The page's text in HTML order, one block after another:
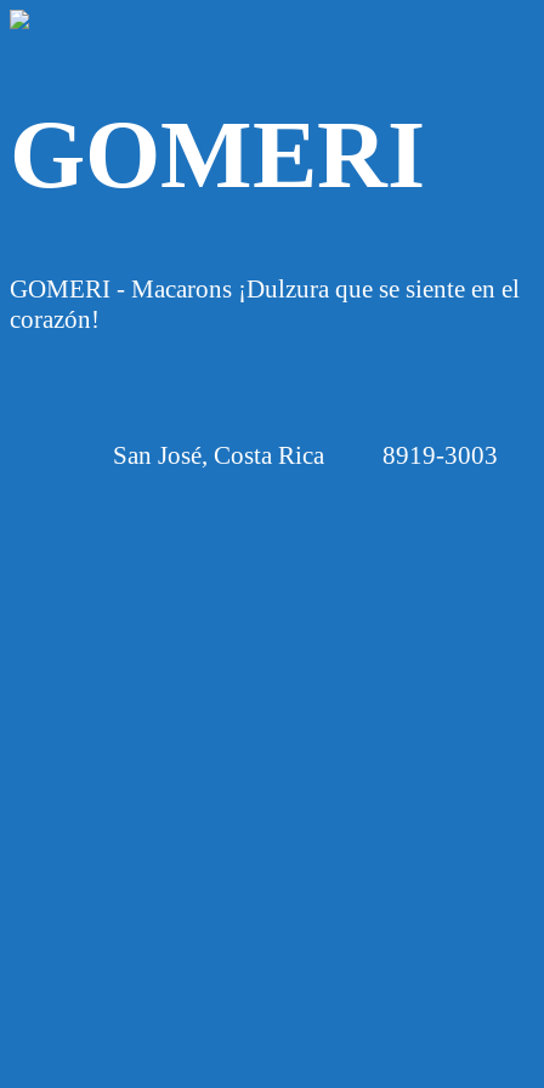
GOMERI
GOMERI - Macarons ¡Dulzura que se siente en el
corazón!
San José, Costa Rica 8919-3003